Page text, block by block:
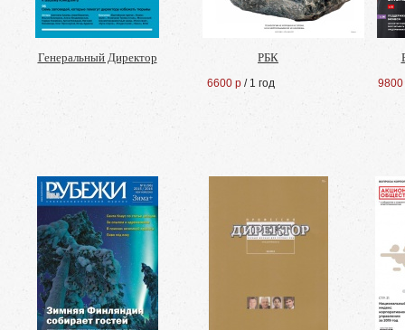
Генеральный Директор РБК
6600 р / 1 год 9800